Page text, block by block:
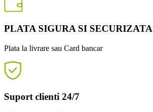
PLATA SIGURA SI SECURIZATA
Plata la livrare sau Card bancar
Suport clienti 24/7